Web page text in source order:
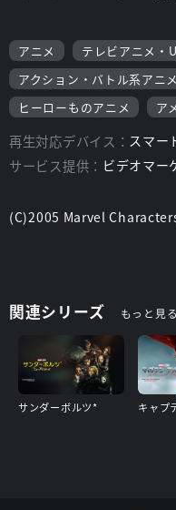
アニメ
テレビアニメ・
アクション・バトル系アニメ
ヒーローものアニメ
ア
再生対応デバイス： スマー
サービス提供： ビデオマー
(C)2005 Marvel
関連シリーズ もっと見る
サンダーボルツ*